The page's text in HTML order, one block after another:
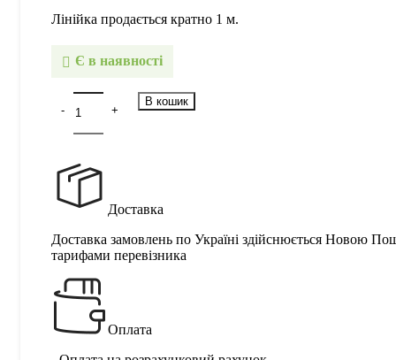
Лінійка продається кратно 1 м.
Є в наявності
В кошик
Доставка
Доставка замовлень по Україні здійснюється Новою
тарифами перевізника
Оплата